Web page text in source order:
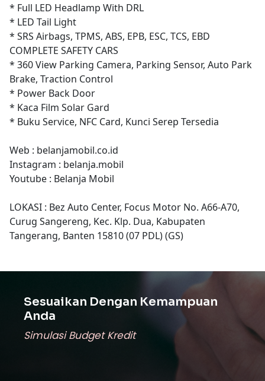
* Full LED Headlamp With DRL
* LED Tail Light
* SRS Airbags, TPMS, ABS, EPB, ESC, TCS, EBD
COMPLETE SAFETY CARS
* 360 View Parking Camera, Parking Sensor, Auto Park
Brake, Traction Control
* Power Back Door
* Kaca Film Solar Gard
* Buku Service, NFC Card, Kunci Serep Tersedia
Web : belanjamobil.co.id
Instagram : belanja.mobil
Youtube : Belanja Mobil
LOKASI : Bez Auto Center, Focus Motor No. A66-A70,
Curug Sangereng, Kec. Klp. Dua, Kabupaten
Tangerang, Banten 15810 (07 PDL) (GS)
Sesuaikan Dengan Kemampuan
Anda
Simulasi Budget Kredit